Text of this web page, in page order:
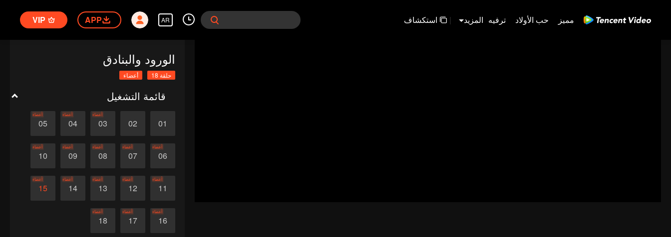
مميز حب الأولاد ترفيه المزيد | استكشاف AR
APP
VIP
الورود والبنادق
حلقة 18 أعضاء
قائمة التشغيل
01
02
03
أعضاء
04
أعضاء
05
أعضاء
06
أعضاء
07
أعضاء
08
أعضاء
09
أعضاء
10
أعضاء
11
أعضاء
12
أعضاء
13
أعضاء
14
أعضاء
15
أعضاء
16
أعضاء
17
أعضاء
18
أعضاء